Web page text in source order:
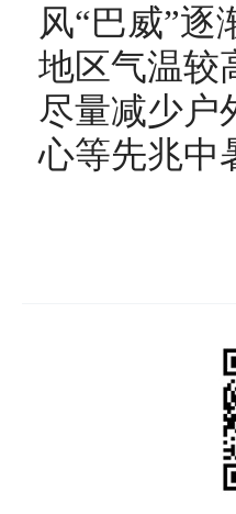
风“巴威”
地区气温较
尽量减少户
心等先兆中